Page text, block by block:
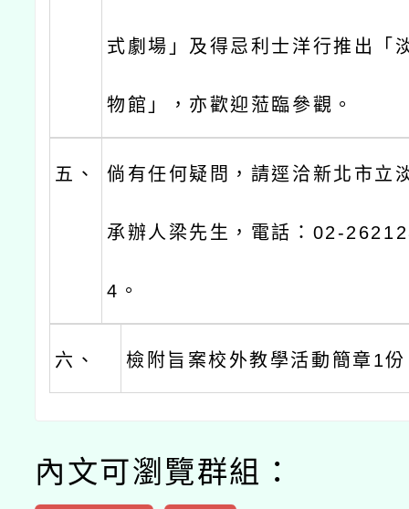
式劇場」及得忌利士洋行推出「
物館」，亦歡迎蒞臨參觀。
五、 倘有任何疑問，請逕洽新北市立
承辦人梁先生，電話：02-
4。
六、 檢附旨案校外教學活動簡章1
內文可瀏覽群組：